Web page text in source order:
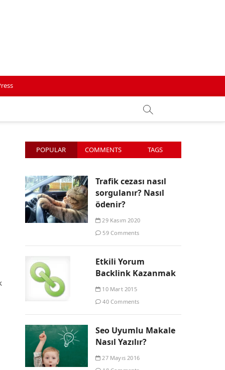
POPULAR COMMENTS TAGS
Trafik cezası nasıl
sorgulanır? Nasıl
ödenir?
29 Kasım 2020
59 Comments
Etkili Yorum
Backlink Kazanmak
10 Mart 2015
40 Comments
Seo Uyumlu Makale
Nasıl Yazılır?
27 Mayıs 2016